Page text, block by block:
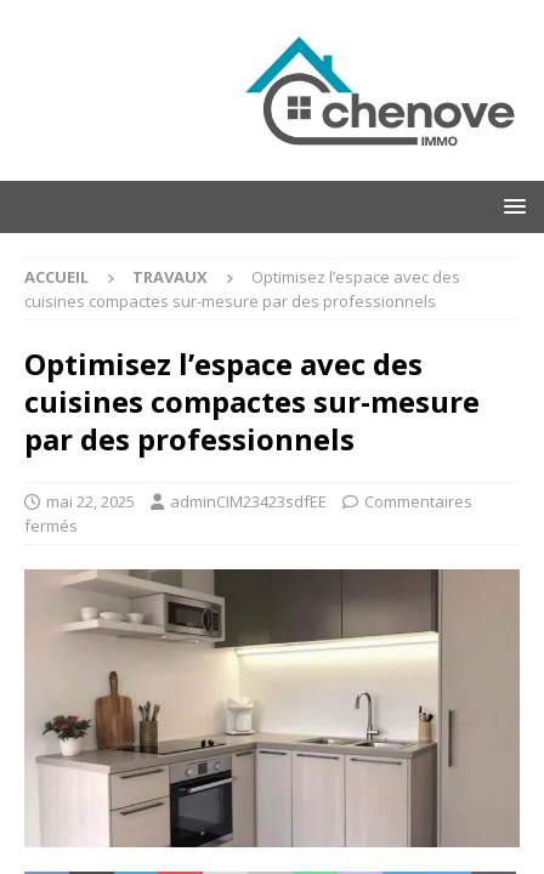
ACCUEIL TRAVAUX
Optimisez l’espace avec des
cuisines compactes sur-mesure par des professionnels
Optimisez l’espace avec des
cuisines compactes sur-mesure
par des professionnels
mai 22, 2025 adminCIM23423sdfEE
Commentaires
fermés